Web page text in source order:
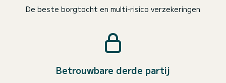
De beste borgtocht en multi-risico verzekeringen
Betrouwbare derde partij